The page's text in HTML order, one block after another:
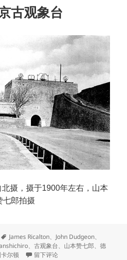
古观象台
摄，摄于1900年左右，山本
七郎拍摄
标
签
James Ricalton、 John Dudgeon、
、古观象台、 山本赞七郎、德
卡尔顿 于老照片中的北京古观象台
留下评论